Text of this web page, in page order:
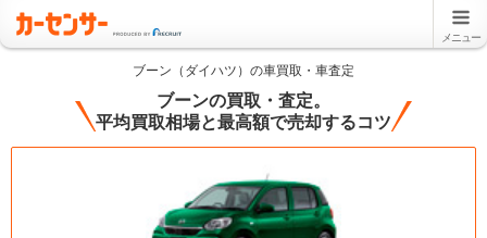
メニュー
ブーン（ダイハツ）の車買取・車査定
ブーンの買取・査定。
平均買取相場と最高額で売却するコツ